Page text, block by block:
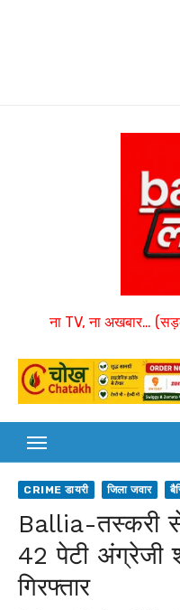
ना TV, ना अखबार…
CRIME डायरी जिला जवार
Ballia-तस्करी से
42 पेटी अंग्रेजी
गिरफ्तार